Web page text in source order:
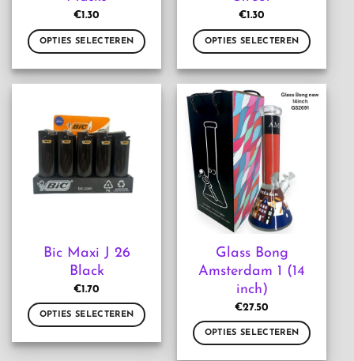
€1.30
OPTIES SELECTEREN
product
variaties.
Deze
kan
gekozen
productpagina
€1.30
OPTIES SELECTEREN
product
heeft
meerdere
variaties.
Deze
optie
kan
gekozen
worden
op
productpagina
Bic Maxi J 26
Black
€1.70
OPTIES SELECTEREN
product
Glass Bong
Amsterdam 1 (14
inch)
€27.50
OPTIES SELECTEREN